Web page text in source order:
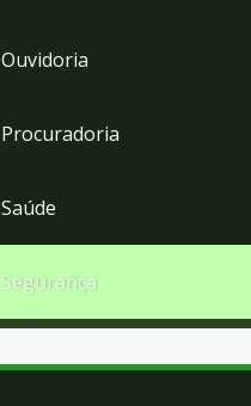
Ouvidoria
Procuradoria
Saúde
Segurança